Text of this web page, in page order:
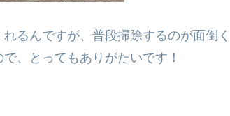
るんですが、普段掃除するのが面倒く
、とってもありがたいです！